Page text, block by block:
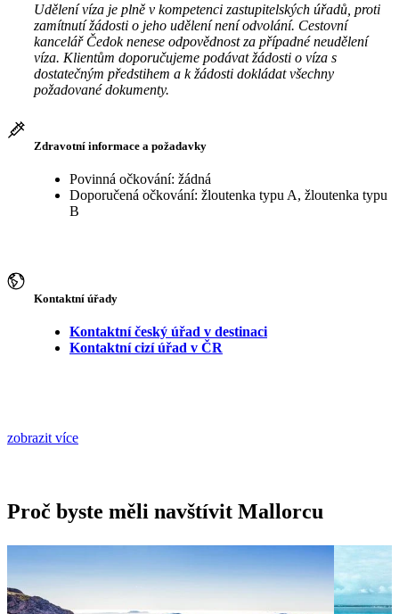
Udělení víza je plně v kompetenci zastupitelských úřadů, proti
zamítnutí žádosti o jeho udělení není odvolání. Cestovní
kancelář Čedok nenese odpovědnost za případné neudělení
víza. Klientům doporučujeme podávat žádosti o víza s
dostatečným předstihem a k žádosti dokládat všechny
požadované dokumenty.
Zdravotní informace a požadavky
Povinná očkování: žádná
Doporučená očkování: žloutenka typu A, žloutenka typu
B
Kontaktní úřady
Kontaktní český úřad v destinaci
Kontaktní cizí úřad v ČR
zobrazit více
Proč byste měli navštívit Mallorcu